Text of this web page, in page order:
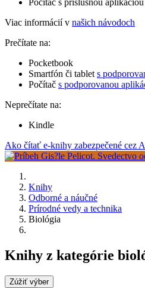
Počítač s príslušnou aplikáciou
Viac informácií v našich návodoch
Prečítate na:
Pocketbook
Smartfón či tablet s
Počítač s podporovanou
Neprečítate na:
Kindle
Ako čítať e-knihy zabezpečené cez
Knihy
Odborné a náučné
Prírodné vedy a technika
Biológia
Knihy z kategórie
Zúžiť výber